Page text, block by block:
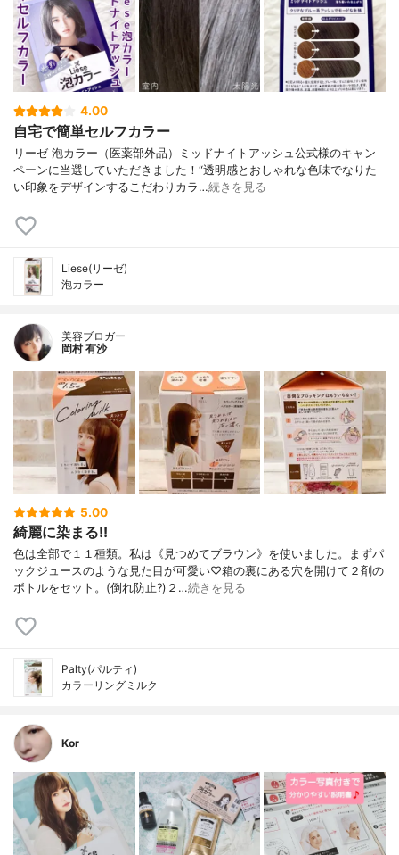
4.00
自宅で簡単セルフカラー
リーゼ 泡カラー（医薬部外品）ミッドナイトアッシュ公式様のキャン
ペーンに当選していただきました！“透明感とおしゃれな色味でなりた
い印象をデザインするこだわりカラ…続きを見る
Liese(リーゼ)
泡カラー
美容ブロガー
岡村 有沙
5.00
綺麗に染まる!!
色は全部で１１種類。私は《見つめてブラウン》を使いました。まずパ
ックジュースのような見た目が可愛い♡箱の裏にある穴を開けて２剤の
ボトルをセット。(倒れ防止?)２…続きを見る
Palty(パルティ)
カラーリングミルク
Kor